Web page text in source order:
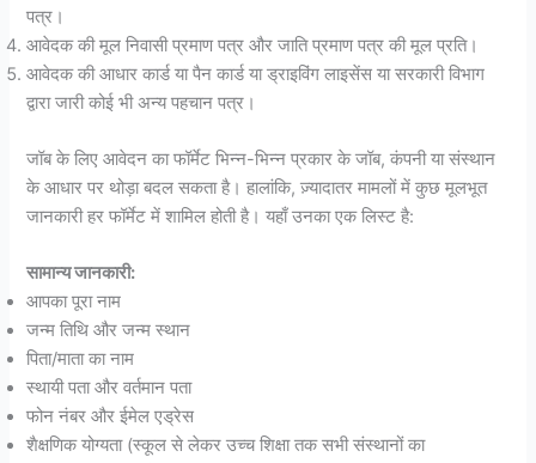
पत्र।
आवेदक की मूल निवासी प्रमाण पत्र और जाति प्रमाण पत्र की मूल प्रति।
आवेदक की आधार कार्ड या पैन कार्ड या ड्राइविंग लाइसेंस या सरकारी विभाग
द्वारा जारी कोई भी अन्य पहचान पत्र।
जॉब के लिए आवेदन का फॉर्मेट भिन्न-भिन्न प्रकार के जॉब, कंपनी या संस्थान
के आधार पर थोड़ा बदल सकता है। हालांकि, ज़्यादातर मामलों में कुछ मूलभूत
जानकारी हर फॉर्मेट में शामिल होती है। यहाँ उनका एक लिस्ट है:
सामान्य जानकारी:
आपका पूरा नाम
जन्म तिथि और जन्म स्थान
पिता/माता का नाम
स्थायी पता और वर्तमान पता
फोन नंबर और ईमेल एड्रेस
शैक्षणिक योग्यता (स्कूल से लेकर उच्च शिक्षा तक सभी संस्थानों का